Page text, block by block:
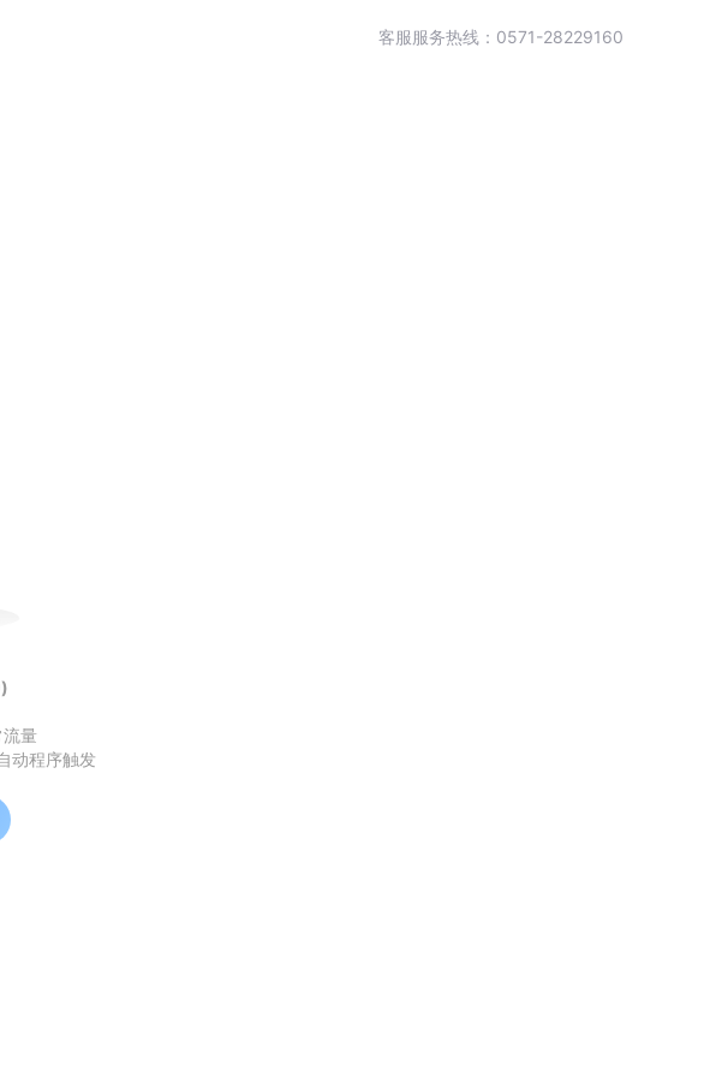
客服服务热线：0571-28229160
流量
动程序触发